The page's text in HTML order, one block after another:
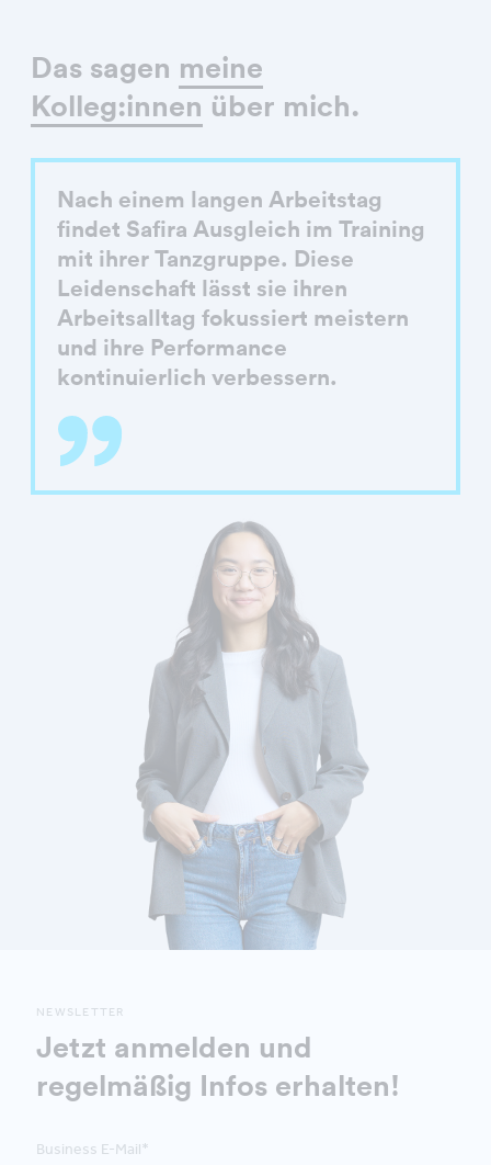
Das sagen meine
Kolleg:innen über mich.
Nach einem langen Arbeitstag
findet Safira Ausgleich im Training
mit ihrer Tanzgruppe. Diese
Leidenschaft lässt sie ihren
Arbeitsalltag fokussiert meistern
und ihre Performance
kontinuierlich verbessern.
NEWSLETTER
Jetzt anmelden und
regelmäßig Infos erhalten!